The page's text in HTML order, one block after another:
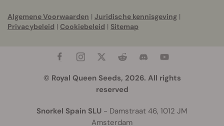
Algemene Voorwaarden | Juridische kennisgeving |
Privacybeleid | Cookiebeleid | Sitemap
© Royal Queen Seeds, 2026. All rights
reserved
Snorkel Spain SLU - Damstraat 46, 1012 JM
Amsterdam